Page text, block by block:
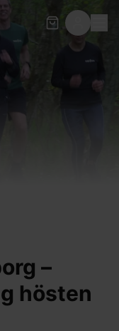
–
hösten